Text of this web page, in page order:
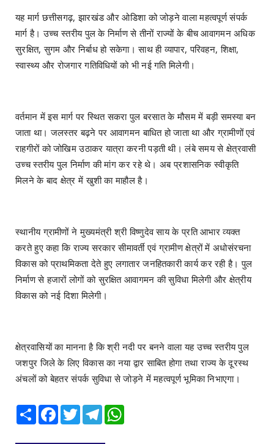
यह मार्ग छत्तीसगढ़, झारखंड और ओडिशा को जोड़ने वाला महत्वपूर्ण संपर्क
मार्ग है। उच्च स्तरीय पुल के निर्माण से तीनों राज्यों के बीच आवागमन अधिक
सुरक्षित, सुगम और निर्बाध हो सकेगा। साथ ही व्यापार, परिवहन, शिक्षा,
स्वास्थ्य और रोजगार गतिविधियों को भी नई गति मिलेगी।
वर्तमान में इस मार्ग पर स्थित सकरा पुल बरसात के मौसम में बड़ी समस्या बन
जाता था। जलस्तर बढ़ने पर आवागमन बाधित हो जाता था और ग्रामीणों एवं
राहगीरों को जोखिम उठाकर यात्रा करनी पड़ती थी। लंबे समय से क्षेत्रवासी
उच्च स्तरीय पुल निर्माण की मांग कर रहे थे। अब प्रशासनिक स्वीकृति
मिलने के बाद क्षेत्र में खुशी का माहौल है।
स्थानीय ग्रामीणों ने मुख्यमंत्री श्री विष्णुदेव साय के प्रति आभार व्यक्त
करते हुए कहा कि राज्य सरकार सीमावर्ती एवं ग्रामीण क्षेत्रों में अधोसंरचना
विकास को प्राथमिकता देते हुए लगातार जनहितकारी कार्य कर रही है। पुल
निर्माण से हजारों लोगों को सुरक्षित आवागमन की सुविधा मिलेगी और क्षेत्रीय
विकास को नई दिशा मिलेगी।
क्षेत्रवासियों का मानना है कि श्री नदी पर बनने वाला यह उच्च स्तरीय पुल
जशपुर जिले के लिए विकास का नया द्वार साबित होगा तथा राज्य के दूरस्थ
अंचलों को बेहतर संपर्क सुविधा से जोड़ने में महत्वपूर्ण भूमिका निभाएगा।
Share Facebook
TwitterTelegram